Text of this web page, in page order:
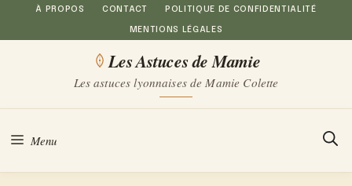
Aller
au
À PROPOS CONTACT POLITIQUE DE CONFIDENTIALITÉ
MENTIONS LÉGALES
Les Astuces de Mamie
Les astuces lyonnaises de Mamie Colette
Menu